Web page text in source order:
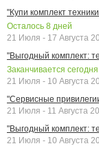
"Купи комплект
Осталось 8 дней
21 Июля - 17 Августа
"Выгодный комплект:
Заканчивается сегодня
21 Июля - 10 Августа
"Сервисные
21 Июля - 11 Августа
"Выгодный комплект:
21 Июля - 10 Августа